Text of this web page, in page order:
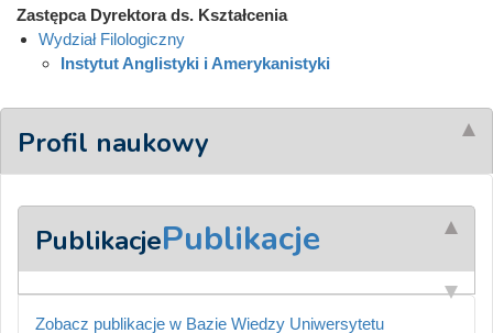
Zastępca Dyrektora ds. Kształcenia
Wydział Filologiczny
Instytut Anglistyki i Amerykanistyki
Profil naukowy
PublikacjePublikacje
Zobacz publikacje w Bazie Wiedzy Uniwersytetu